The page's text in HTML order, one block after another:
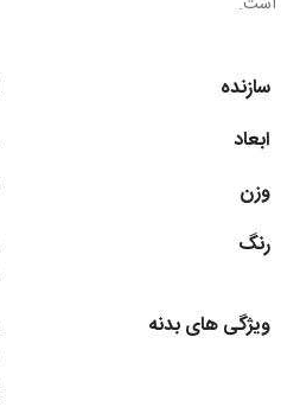
سازنده
ابعاد
وزن
رنگ
ویژگی های بدنه